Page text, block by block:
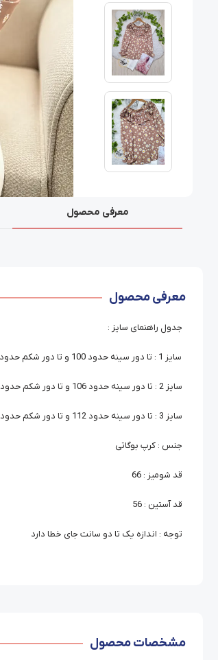
معرفی محصول
معرفی محصول
جدول راهنمای سایز :
سایز 1 : تا دور سینه حدود 100 و تا دور شکم حدود 100 , دور باسن : 114 , دور بازو : 36
سایز 2 : تا دور سینه حدود 106 و تا دور شکم حدود 106 , دور باسن : 118 , دور بازو : 38
سایز 3 : تا دور سینه حدود 112 و تا دور شکم حدود 112 , دور باسن : 122 , دور بازو : 40
جنس : کرپ بوگاتی
قد شومیز : 66
قد آستین : 56
توجه : اندازه یک تا دو سانت جای خطا دارد
مشخصات محصول